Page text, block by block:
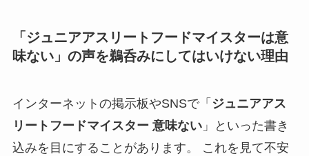
「ジュニアアスリートフードマイスターは意
味ない」の声を鵜呑みにしてはいけない理由
インターネットの掲示板やSNSで「 ジュニアアス
リートフードマイスター 意味ない」といった書き
込みを目にすることがあります。 これを見て不安